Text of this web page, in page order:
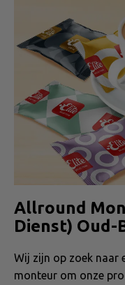
Allround
Dienst) Oud-
Wij zijn op zoek naar
monteur om onze